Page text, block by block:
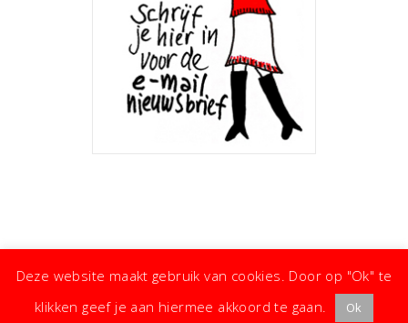
Deze website maakt gebruik van cookies. Door op "Ok" te
klikken geef je aan hiermee akkoord te gaan.
Ok